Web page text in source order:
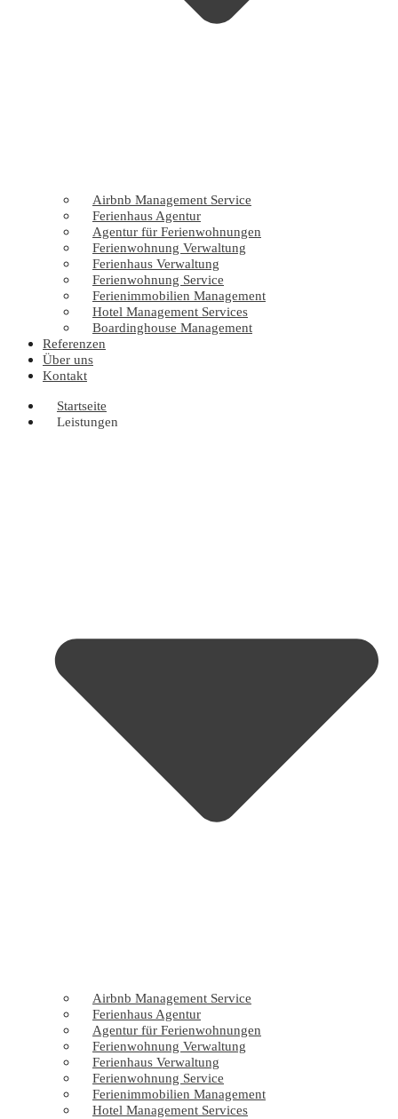
Airbnb Management Service
Ferienhaus Agentur
Agentur für Ferienwohnungen
Ferienwohnung Verwaltung
Ferienhaus Verwaltung
Ferienwohnung Service
Ferienimmobilien Management
Hotel Management Services
Boardinghouse Management
Referenzen
Über uns
Kontakt
Startseite
Leistungen
Airbnb Management Service
Ferienhaus Agentur
Agentur für Ferienwohnungen
Ferienwohnung Verwaltung
Ferienhaus Verwaltung
Ferienwohnung Service
Ferienimmobilien Management
Hotel Management Services